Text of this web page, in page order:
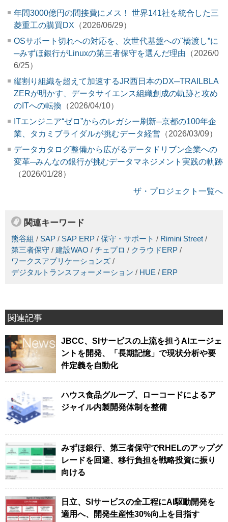
年間3000億円の間接費にメス！ 世界141社を統合した三
菱重工の購買DX （2026/06/29）
OSサポート切れへの対応を、次世代基盤への"橋渡し”に
─みずほ銀行がLinuxの第三者保守を選んだ理由 （2026/0
6/25）
縦割り組織を超えて加速するJR西日本のDX─TRAILBLA
ZERが明かす、データサイエンス組織創成の軌跡と攻め
のITへの転換 （2026/04/10）
ITエンジニア“ゼロ”からのレガシー刷新─京都の100年企
業、タカミブライダルが挑むデータ経営 （2026/03/09）
データカタログ整備から広がるデータドリブン企業への
変革─みんなの銀行が挑むデータマネジメント実践の軌跡
（2026/01/28）
ザ・プロジェクト一覧へ
関連キーワード
熊谷組 / SAP / SAP ERP / 保守・サポート / Rimini Street /
第三者保守 / 建設WAO / チェプロ / クラウドERP /
ワークスアプリケーションズ /
デジタルトランスフォーメーション / HUE / ERP
関連記事
JBCC、SIサービスの上流を担うAIエージェ
ントを開発、「長期記憶」で現状分析や要
件定義を自動化
ハウス食品グループ、ローコードによるア
ジャイル内製開発体制を整備
みずほ銀行、第三者保守でRHELのアップグ
レードを回避、移行負担を戦略投資に振り
向ける
日立、SIサービスの全工程にAI駆動開発を
適用へ、開発生産性30%向上を目指す